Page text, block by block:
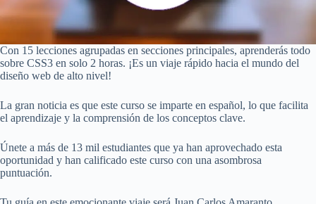
Con 15 lecciones agrupadas en secciones principales, aprenderás todo
sobre CSS3 en solo 2 horas. ¡Es un viaje rápido hacia el mundo del
diseño web de alto nivel!
La gran noticia es que este curso se imparte en español, lo que facilita
el aprendizaje y la comprensión de los conceptos clave.
Únete a más de 13 mil estudiantes que ya han aprovechado esta
oportunidad y han calificado este curso con una asombrosa
puntuación.